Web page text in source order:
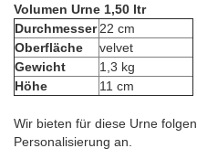
Volumen Urne 1,50 ltr
Durchmesser22 cm
Oberfläche
velvet
Gewicht
1,3 kg
Höhe
11 cm
Wir bieten für diese Urne
Personalisierung an.